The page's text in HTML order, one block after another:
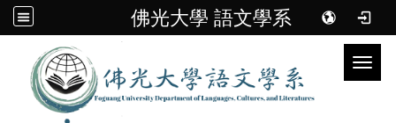
佛光大學 語文學系